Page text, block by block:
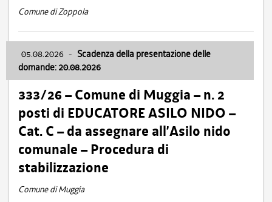
Comune di Zoppola
05.08.2026 - Scadenza della presentazione delle
domande: 20.08.2026
333/26 – Comune di Muggia – n. 2
posti di EDUCATORE ASILO NIDO –
Cat. C – da assegnare all’Asilo nido
comunale – Procedura di
stabilizzazione
Comune di Muggia